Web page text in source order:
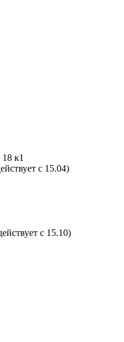
к1
с 15.04)
с 15.10)